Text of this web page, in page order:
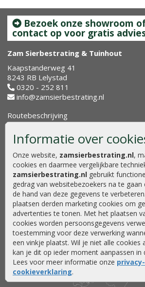
Informatie over
Onze website, zamsierbestrating.nl,
cookies en daarmee vergelijkbare
zamsierbestrating.nl gebruikt
gedrag van websitebezoekers na te gaan
de hand van deze gegevens te
plaatsen derden marketing cookies om
advertenties te tonen. Met het plaatsen
cookies worden persoonsgegevens
toestemming voor deze verwerking
een vinkje plaatst. Wil je niet alle cookies
kan je dit op ieder moment aanpassen in
Lees voor meer informatie onze
cookieverklaring.
Bezoek onze showroom
contact op voor gratis
Zam Sierbestrating & Tuinhout
Kaapstanderweg 41
8243 RB Lelystad
0320 - 252 811
info@zamsierbestrating.nl
Routebeschrijving
Maandag
08:00 - 17:00
Dinsdag
08:00 - 17:00
Woensdag
08:00 - 17:00
Donderdag
08:00 - 17:00
Vrijdag
08:00 - 17:00
Zaterdag
08.00 - 15.00
Zondag
Gesloten